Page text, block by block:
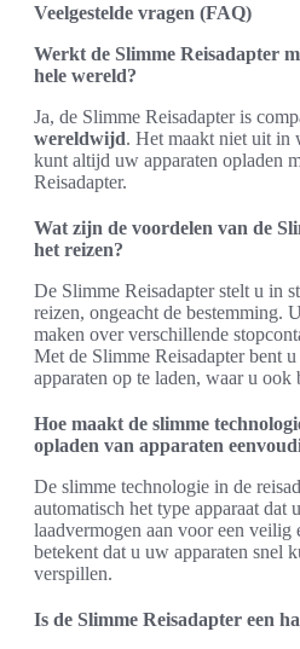
Veelgestelde vragen (FAQ)
Werkt de Slimme Reisadapter
hele wereld?
Ja, de Slimme Reisadapter is
wereldwijd. Het maakt niet uit in
kunt altijd uw apparaten opladen
Reisadapter.
Wat zijn de voordelen van de
het reizen?
De Slimme Reisadapter stelt u in
reizen, ongeacht de bestemming.
maken over verschillende
Met de Slimme Reisadapter bent
apparaten op te laden, waar u ook
Hoe maakt de slimme
opladen van apparaten
De slimme technologie in de
automatisch het type apparaat dat
laadvermogen aan voor een
betekent dat u uw apparaten snel
verspillen.
Is de Slimme Reisadapter een